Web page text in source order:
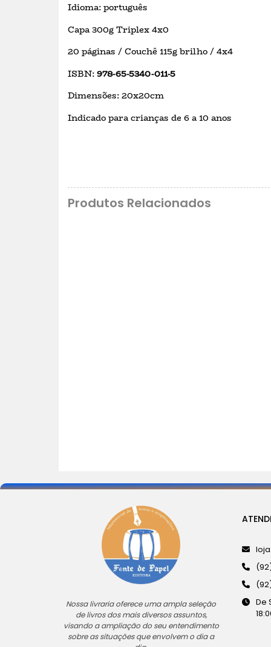
Idioma: português
Capa 300g Triplex 4x0
20 páginas / Couchê 115g brilho / 4x4
ISBN:978-65-5340-011-5
Dimensões: 20x20cm
Indicado para crianças de 6 a 10 anos
Produtos Relacionados
Nossa livraria oferece uma ampla seleção
de livros dos mais diversos assuntos,
visando a ampliação do seu entendimento
sobre as situações que envolvem o dia a
De